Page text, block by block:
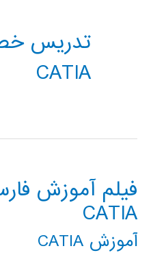
تدریس
CATIA
فیلم آموزش
CATIA
آموزش CATIA